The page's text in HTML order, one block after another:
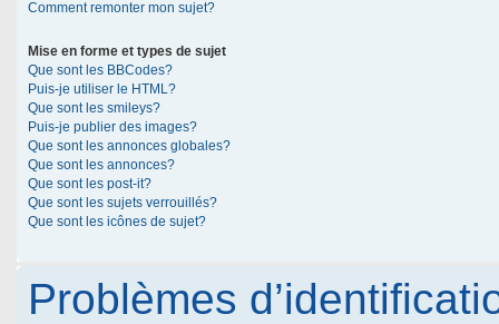
Comment remonter mon sujet?
Mise en forme et types de sujet
Que sont les BBCodes?
Puis-je utiliser le HTML?
Que sont les smileys?
Puis-je publier des images?
Que sont les annonces globales?
Que sont les annonces?
Que sont les post-it?
Que sont les sujets verrouillés?
Que sont les icônes de sujet?
Problèmes